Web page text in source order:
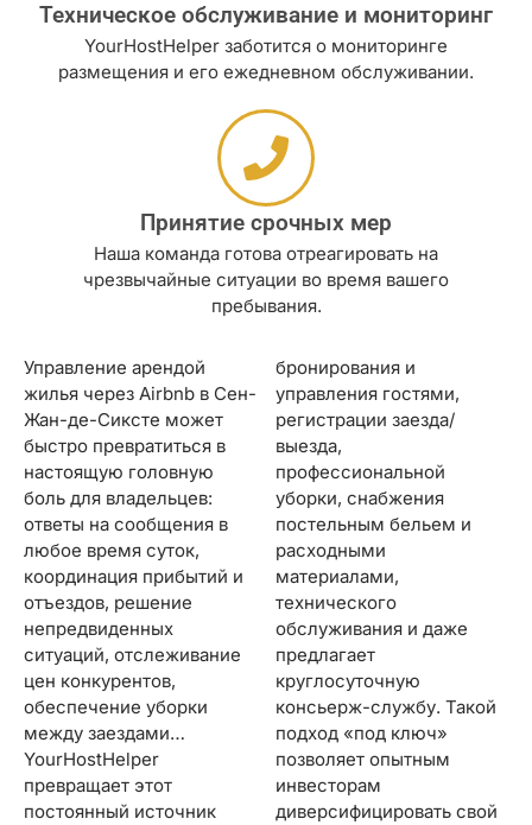
Техническое обслуживание и мониторинг
YourHostHelper заботится о мониторинге
размещения и его ежедневном обслуживании.
Принятие срочных мер
Наша команда готова отреагировать на
чрезвычайные ситуации во время вашего
пребывания.
Управление арендой
жилья через Airbnb в Сен-
Жан-де-Сиксте может
быстро превратиться в
настоящую головную
боль для владельцев:
ответы на сообщения в
любое время суток,
координация прибытий и
отъездов, решение
непредвиденных
ситуаций, отслеживание
цен конкурентов,
обеспечение уборки
между заездами…
YourHostHelper
превращает этот
постоянный источник
бронирования и
управления гостями,
регистрации заезда/
выезда,
профессиональной
уборки, снабжения
постельным бельем и
расходными
материалами,
технического
обслуживания и даже
предлагает
круглосуточную
консьерж-службу. Такой
подход «под ключ»
позволяет опытным
инвесторам
диверсифицировать свой